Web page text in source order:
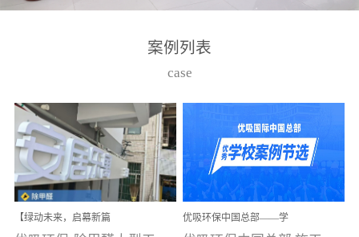
高技能的团队。汇聚了众
取得了多项产品技术专利
和多项国家版权局著作
权，获得高新技术企业称
号。生产优势自主生产自
给自足，优吸公司于2015
在广州番禺区成功建立产
案例列表
case
【绿动未来，启幕新篇
章】优吸环保中标深圳安
优吸环保中国总部——学
校施工案例(节选)